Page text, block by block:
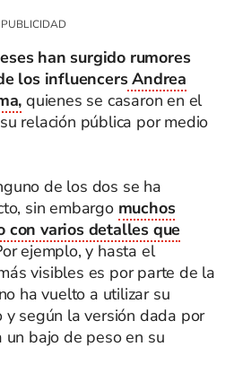
han surgido rumores
los influencersAndrea
quienes se casaron en el
relación pública por medio
de los dos se ha
sin embargo muchos
con varios detalles que
ejemplo, y hasta el
visibles es por parte de la
ha vuelto a utilizar su
según la versión dada por
bajo de peso en su